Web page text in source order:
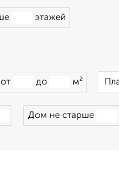
этажей
до м²
Дом не старше